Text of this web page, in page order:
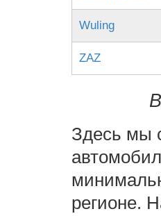
Wuling
ZAZ
Здесь мы
регионе.